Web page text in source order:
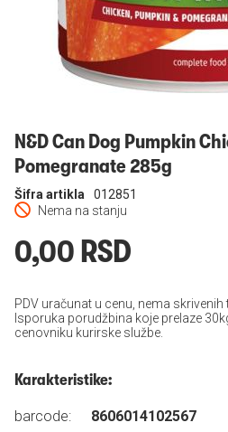
N&D Can Dog Pumpkin
Pomegranate 285g
Nema na stanju
Šifra artikla 012851
0,00 RSD
PDV uračunat u cenu, nema skrivenih
Isporuka porudžbina koje prelaze
cenovniku kurirske službe.
Karakteristike:
barcode:
8606014102567